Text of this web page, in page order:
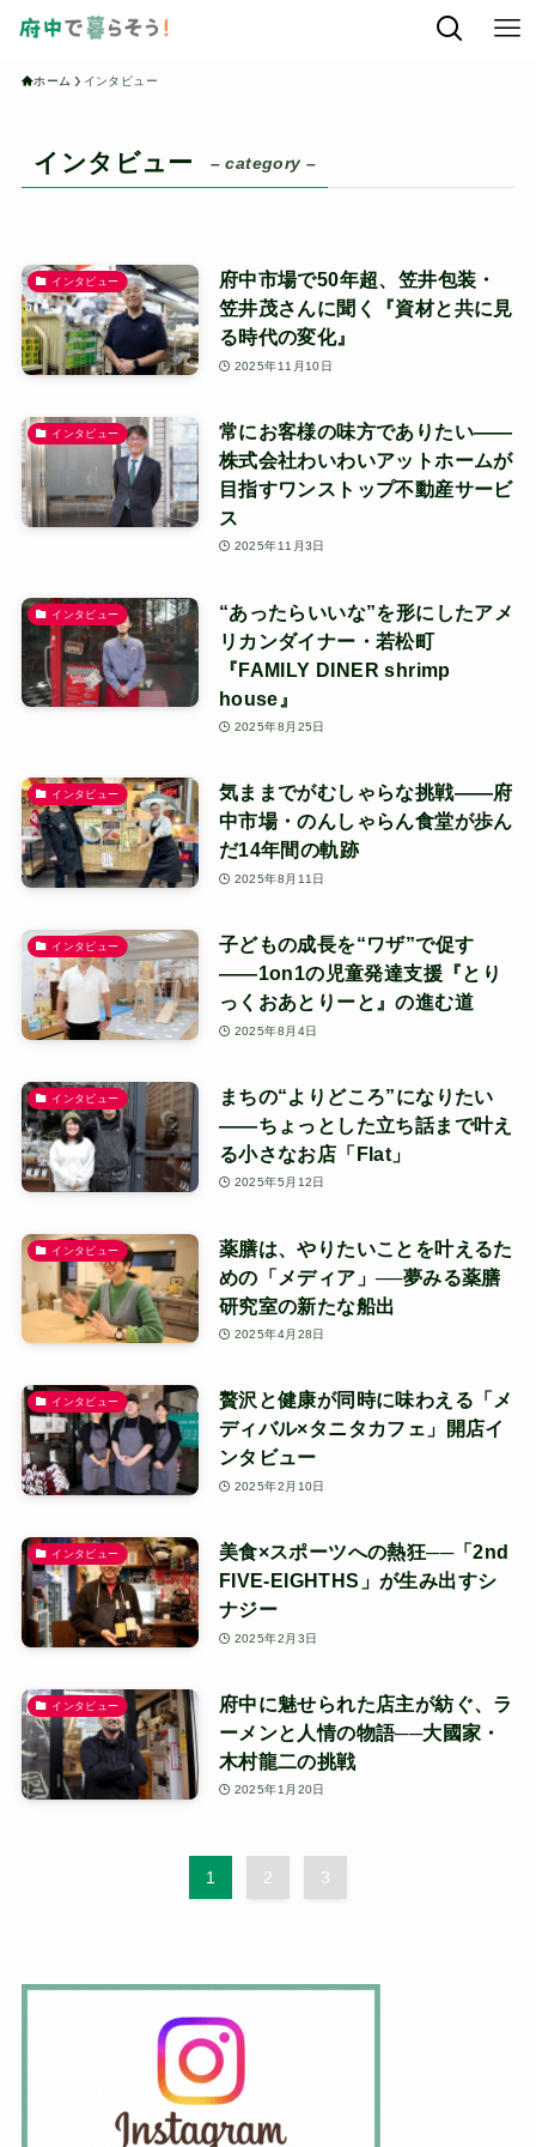
ホーム インタビュー
インタビュー – category –
インタビュー
府中市場で50年超、笠井包装・
笠井茂さんに聞く『資材と共に見
る時代の変化』
2025年11月10日
インタビュー
常にお客様の味方でありたい——
株式会社わいわいアットホームが
目指すワンストップ不動産サービ
ス
2025年11月3日
インタビュー
“あったらいいな”を形にしたアメ
リカンダイナー・若松町
『FAMILY DINER shrimp
house』
2025年8月25日
インタビュー
気ままでがむしゃらな挑戦——府
中市場・のんしゃらん食堂が歩ん
だ14年間の軌跡
2025年8月11日
インタビュー
子どもの成長を“ワザ”で促す
――1on1の児童発達支援『とり
っくおあとりーと』の進む道
2025年8月4日
インタビュー
まちの“よりどころ”になりたい
——ちょっとした立ち話まで叶え
る小さなお店「Flat」
2025年5月12日
インタビュー
薬膳は、やりたいことを叶えるた
めの「メディア」──夢みる薬膳
研究室の新たな船出
2025年4月28日
インタビュー
贅沢と健康が同時に味わえる「メ
ディバル×タニタカフェ」開店イ
ンタビュー
2025年2月10日
インタビュー
美食×スポーツへの熱狂──「2nd
FIVE-EIGHTHS」が生み出すシ
ナジー
2025年2月3日
インタビュー
府中に魅せられた店主が紡ぐ、ラ
ーメンと人情の物語──大國家・
木村龍二の挑戦
2025年1月20日
1 2 3